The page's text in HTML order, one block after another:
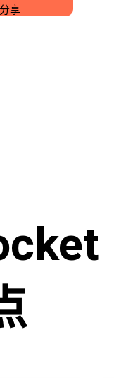
分享